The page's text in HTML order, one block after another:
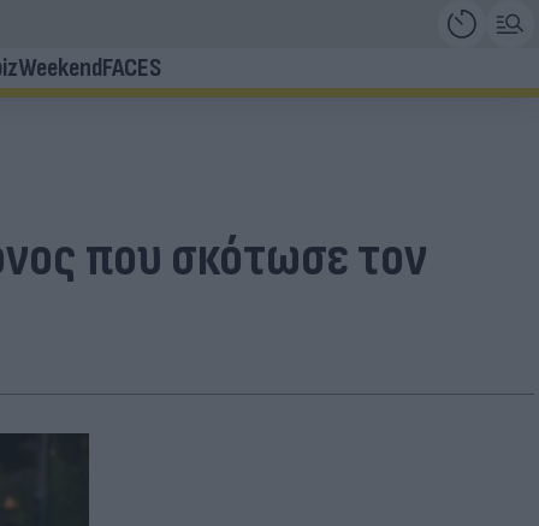
WeekendFACES
που σκότωσε τον